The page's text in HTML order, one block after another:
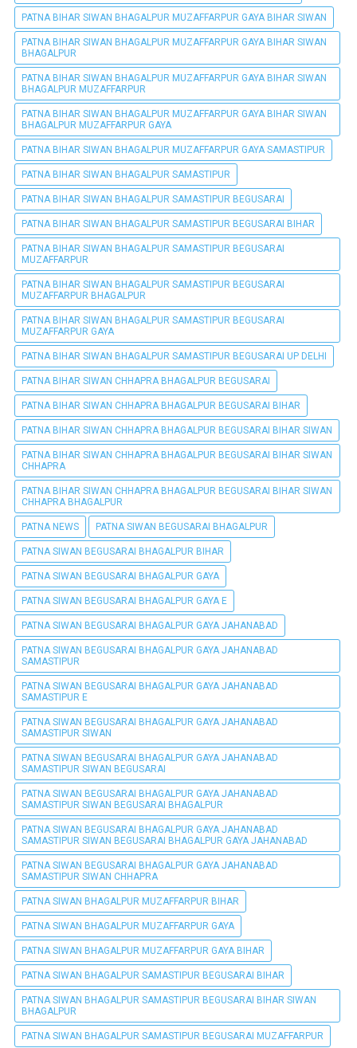
PATNA BIHAR SIWAN BHAGALPUR MUZAFFARPUR GAYA BIHAR SIWAN
PATNA BIHAR SIWAN BHAGALPUR MUZAFFARPUR GAYA BIHAR SIWAN
BHAGALPUR
PATNA BIHAR SIWAN BHAGALPUR MUZAFFARPUR GAYA BIHAR SIWAN
BHAGALPUR MUZAFFARPUR
PATNA BIHAR SIWAN BHAGALPUR MUZAFFARPUR GAYA BIHAR SIWAN
BHAGALPUR MUZAFFARPUR GAYA
PATNA BIHAR SIWAN BHAGALPUR MUZAFFARPUR GAYA SAMASTIPUR
PATNA BIHAR SIWAN BHAGALPUR SAMASTIPUR
PATNA BIHAR SIWAN BHAGALPUR SAMASTIPUR BEGUSARAI
PATNA BIHAR SIWAN BHAGALPUR SAMASTIPUR BEGUSARAI BIHAR
PATNA BIHAR SIWAN BHAGALPUR SAMASTIPUR BEGUSARAI
MUZAFFARPUR
PATNA BIHAR SIWAN BHAGALPUR SAMASTIPUR BEGUSARAI
MUZAFFARPUR BHAGALPUR
PATNA BIHAR SIWAN BHAGALPUR SAMASTIPUR BEGUSARAI
MUZAFFARPUR GAYA
PATNA BIHAR SIWAN BHAGALPUR SAMASTIPUR BEGUSARAI UP DELHI
PATNA BIHAR SIWAN CHHAPRA BHAGALPUR BEGUSARAI
PATNA BIHAR SIWAN CHHAPRA BHAGALPUR BEGUSARAI BIHAR
PATNA BIHAR SIWAN CHHAPRA BHAGALPUR BEGUSARAI BIHAR SIWAN
PATNA BIHAR SIWAN CHHAPRA BHAGALPUR BEGUSARAI BIHAR SIWAN
CHHAPRA
PATNA BIHAR SIWAN CHHAPRA BHAGALPUR BEGUSARAI BIHAR SIWAN
CHHAPRA BHAGALPUR
PATNA NEWS PATNA SIWAN BEGUSARAI BHAGALPUR
PATNA SIWAN BEGUSARAI BHAGALPUR BIHAR
PATNA SIWAN BEGUSARAI BHAGALPUR GAYA
PATNA SIWAN BEGUSARAI BHAGALPUR GAYA E
PATNA SIWAN BEGUSARAI BHAGALPUR GAYA JAHANABAD
PATNA SIWAN BEGUSARAI BHAGALPUR GAYA JAHANABAD
SAMASTIPUR
PATNA SIWAN BEGUSARAI BHAGALPUR GAYA JAHANABAD
SAMASTIPUR E
PATNA SIWAN BEGUSARAI BHAGALPUR GAYA JAHANABAD
SAMASTIPUR SIWAN
PATNA SIWAN BEGUSARAI BHAGALPUR GAYA JAHANABAD
SAMASTIPUR SIWAN BEGUSARAI
PATNA SIWAN BEGUSARAI BHAGALPUR GAYA JAHANABAD
SAMASTIPUR SIWAN BEGUSARAI BHAGALPUR
PATNA SIWAN BEGUSARAI BHAGALPUR GAYA JAHANABAD
SAMASTIPUR SIWAN BEGUSARAI BHAGALPUR GAYA JAHANABAD
PATNA SIWAN BEGUSARAI BHAGALPUR GAYA JAHANABAD
SAMASTIPUR SIWAN CHHAPRA
PATNA SIWAN BHAGALPUR MUZAFFARPUR BIHAR
PATNA SIWAN BHAGALPUR MUZAFFARPUR GAYA
PATNA SIWAN BHAGALPUR MUZAFFARPUR GAYA BIHAR
PATNA SIWAN BHAGALPUR SAMASTIPUR BEGUSARAI BIHAR
PATNA SIWAN BHAGALPUR SAMASTIPUR BEGUSARAI BIHAR SIWAN
BHAGALPUR
PATNA SIWAN BHAGALPUR SAMASTIPUR BEGUSARAI MUZAFFARPUR